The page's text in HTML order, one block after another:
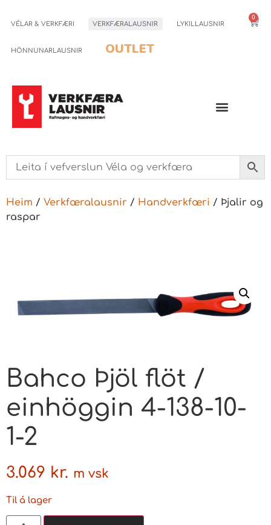
VÉLAR & VERKFÆRI VERKFÆRALAUSNIR LYKILLAUSNIR
HÖNNUNARLAUSNIR OUTLET
0
Heim / Verkfæralausnir / Handverkfæri / Þjalir og
raspar
Bahco Þjöl flöt /
einhöggin 4-138-10-
1-2
3.069 kr. m vsk
Til á lager